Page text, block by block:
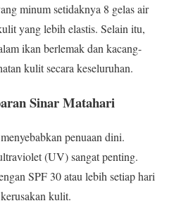
minum setidaknya 8 gelas air
yang lebih elastis. Selain itu,
ikan berlemak dan kacang-
kulit secara keseluruhan.
Sinar Matahari
penuaan dini.
(UV) sangat penting.
SPF 30 atau lebih setiap hari
kulit.